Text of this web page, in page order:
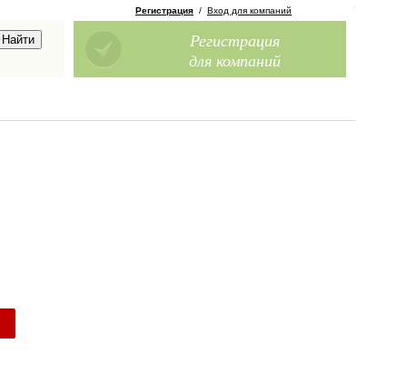
Регистрация / Вход для компаний
Регистрация
для компаний